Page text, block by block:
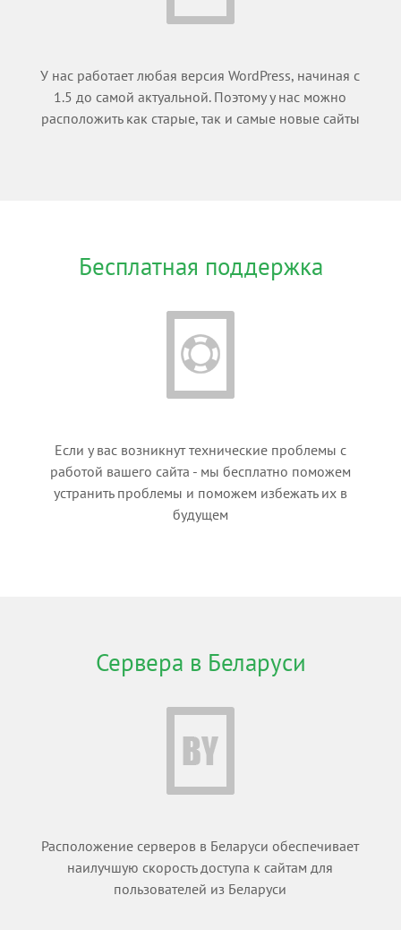
У нас работает любая версия WordPress, начиная с
1.5 до самой актуальной. Поэтому у нас можно
расположить как старые, так и самые новые сайты
Бесплатная поддержка
Если у вас возникнут технические проблемы с
работой вашего сайта - мы бесплатно поможем
устранить проблемы и поможем избежать их в
будущем
Сервера в Беларуси
Расположение серверов в Беларуси обеспечивает
наилучшую скорость доступа к сайтам для
пользователей из Беларуси